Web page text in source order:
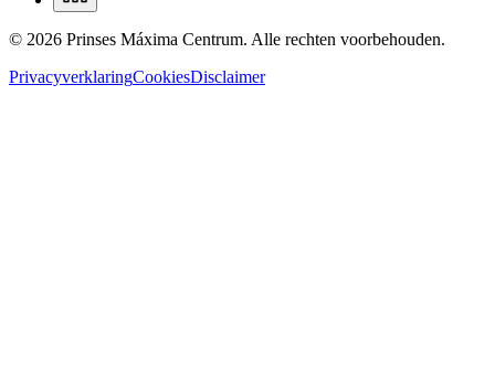
© 2026 Prinses Máxima Centrum. Alle rechten voorbehouden.
PrivacyverklaringCookiesDisclaimer